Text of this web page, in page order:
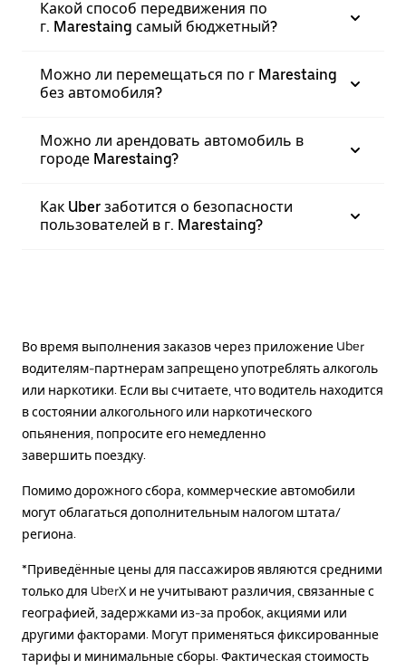
Какой способ передвижения по
г. Marestaing самый бюджетный?
Можно ли перемещаться по г Marestaing
без автомобиля?
Можно ли арендовать автомобиль в
городе Marestaing?
Как Uber заботится о безопасности
пользователей в г. Marestaing?
Во время выполнения заказов через приложение Uber
водителям-партнерам запрещено употреблять алкоголь
или наркотики. Если вы считаете, что водитель находится
в состоянии алкогольного или наркотического
опьянения, попросите его немедленно
завершить поездку.
Помимо дорожного сбора, коммерческие автомобили
могут облагаться дополнительным налогом штата/
региона.
*Приведённые цены для пассажиров являются средними
только для UberX и не учитывают различия, связанные с
географией, задержками из-за пробок, акциями или
другими факторами. Могут применяться фиксированные
тарифы и минимальные сборы. Фактическая стоимость